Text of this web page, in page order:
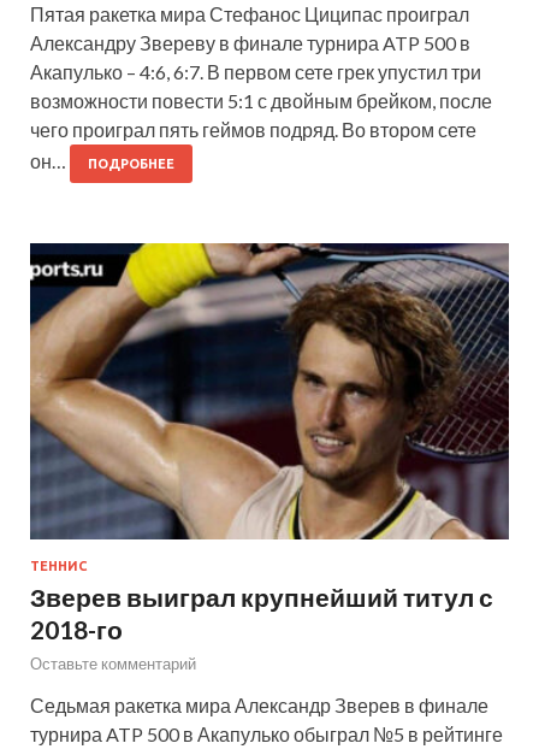
Пятая ракетка мира Стефанос Циципас проиграл
Александру Звереву в финале турнира ATP 500 в
Акапулько – 4:6, 6:7. В первом сете грек упустил три
возможности повести 5:1 с двойным брейком, после
чего проиграл пять геймов подряд. Во втором сете
он…
ПОДРОБНЕЕ
ТЕННИС
Зверев выиграл крупнейший титул с
2018-го
Оставьте комментарий
Седьмая ракетка мира Александр Зверев в финале
турнира ATP 500 в Акапулько обыграл №5 в рейтинге